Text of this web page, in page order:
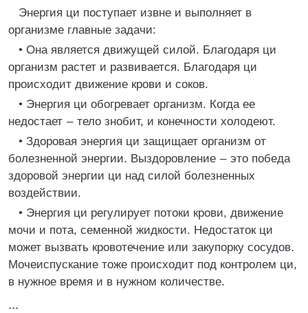
Энергия ци поступает извне и выполняет в
организме главные задачи:
• Она является движущей силой. Благодаря ци
организм растет и развивается. Благодаря ци
происходит движение крови и соков.
• Энергия ци обогревает организм. Когда ее
недостает – тело знобит, и конечности холодеют.
• Здоровая энергия ци защищает организм от
болезненной энергии. Выздоровление – это победа
здоровой энергии ци над силой болезненных
воздействии.
• Энергия ци регулирует потоки крови, движение
мочи и пота, семенной жидкости. Недостаток ци
может вызвать кровотечение или закупорку сосудов.
Мочеиспускание тоже происходит под контролем ци,
в нужное время и в нужном количестве.
...